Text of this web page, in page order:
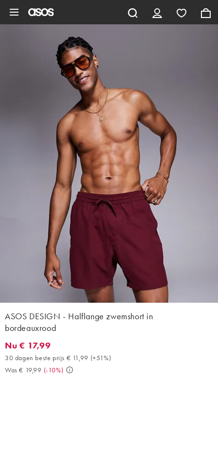
ASOS DESIGN - Halflange zwemshort in
bordeauxrood
Nu € 17,99. 30 dagen beste prijs € 11,99 (+51%). Was € 19,99.
Nu € 17,99
30 dagen beste prijs € 11,99 (+51%)
Was € 19,99 (-10%)